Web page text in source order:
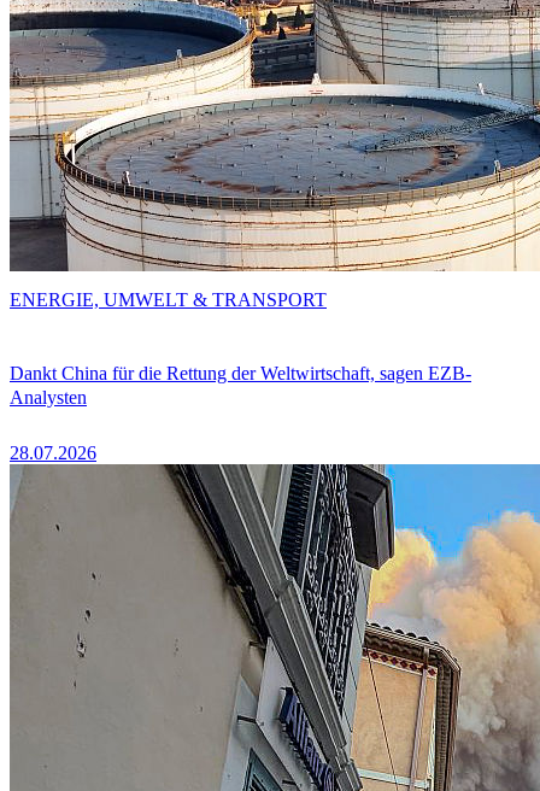
Dankt China für die Rettung der Weltwirtschaft, sagen EZB-
Analysten
28.07.2026
ENERGIE, UMWELT & TRANSPORT